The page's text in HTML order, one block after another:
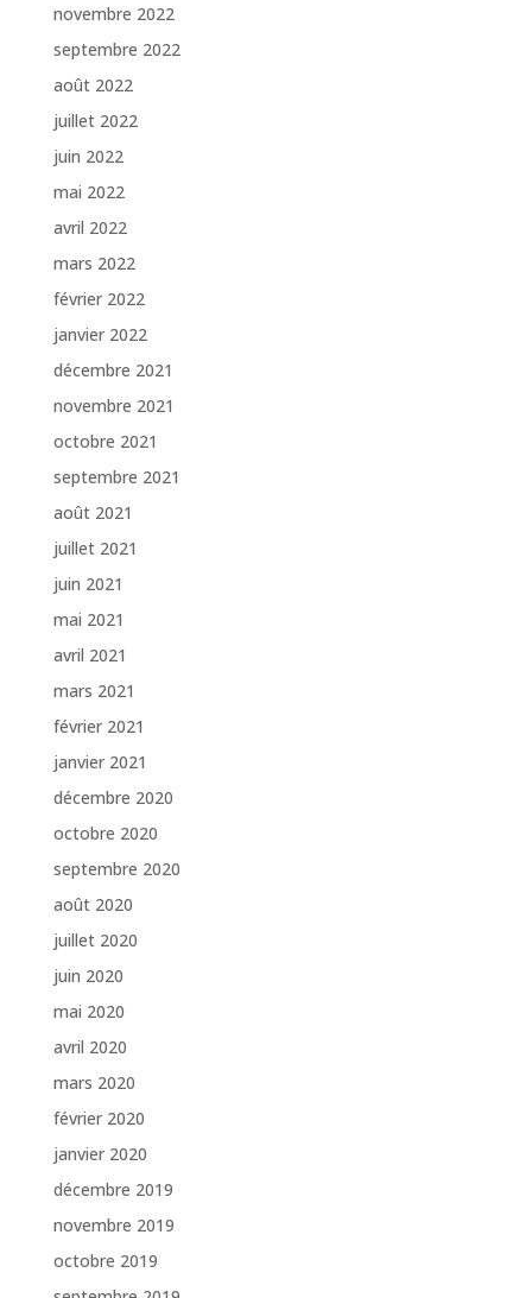
novembre 2022
septembre 2022
août 2022
juillet 2022
juin 2022
mai 2022
avril 2022
mars 2022
février 2022
janvier 2022
décembre 2021
novembre 2021
octobre 2021
septembre 2021
août 2021
juillet 2021
juin 2021
mai 2021
avril 2021
mars 2021
février 2021
janvier 2021
décembre 2020
octobre 2020
septembre 2020
août 2020
juillet 2020
juin 2020
mai 2020
avril 2020
mars 2020
février 2020
janvier 2020
décembre 2019
novembre 2019
octobre 2019